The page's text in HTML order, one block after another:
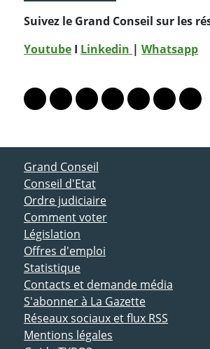
Suivez le Grand Conseil sur les
Youtube I Linkedin | Whatsapp
Lien vers le profil Mastodon
Lien vers le profil Bluesky
Lien vers le profil
Lien vers le profil
Lien vers le
Lien
ACCÈS DIRECT
Grand Conseil
Conseil d'Etat
Ordre judiciaire
Comment voter
Législation
Offres d'emploi
Statistique
Contacts et demande média
S'abonner à La Gazette
Réseaux sociaux et flux RSS
Mentions légales